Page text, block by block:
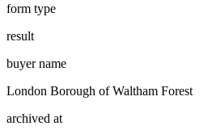
form type
result
buyer name
London Borough of Waltham Forest
archived at